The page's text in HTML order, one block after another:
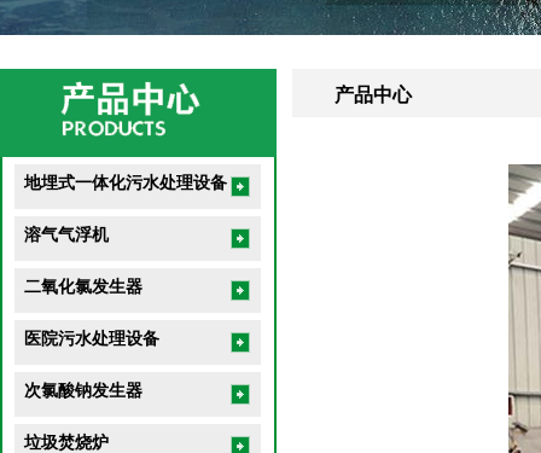
地埋式一体化污水处理设备
溶气气浮机
二氧化氯发生器
医院污水处理设备
次氯酸钠发生器
垃圾焚烧炉
产品中心